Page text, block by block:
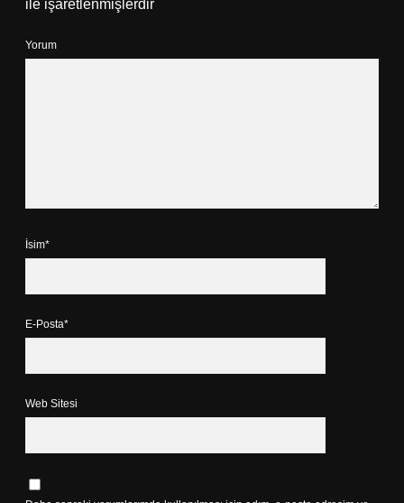
ile işaretlenmişlerdir
Yorum
İsim*
E-Posta*
Web Sitesi